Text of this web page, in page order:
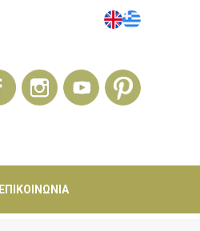
ΕΠΙΚΟΙΝΩΝΊΑ